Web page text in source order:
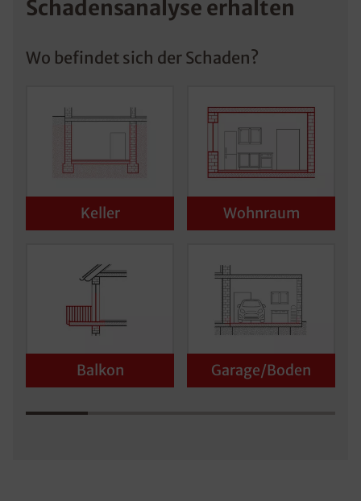
Schadensanalyse erhalten
Wo befindet sich der Schaden?
Keller Wohnraum
Balkon Garage/Boden